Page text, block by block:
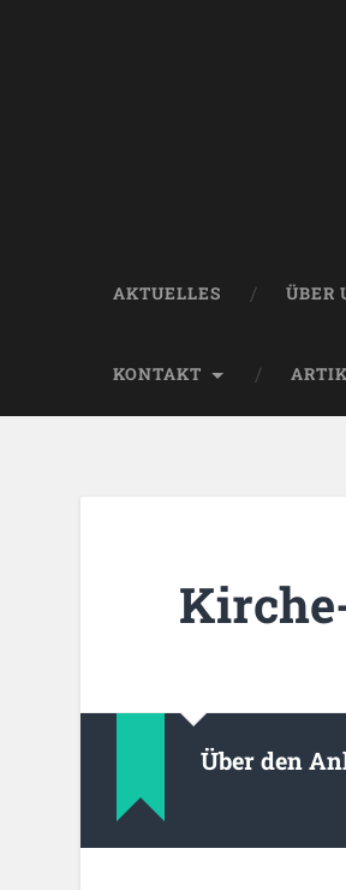
AKTUELLES ÜBER
KONTAKT
Über den